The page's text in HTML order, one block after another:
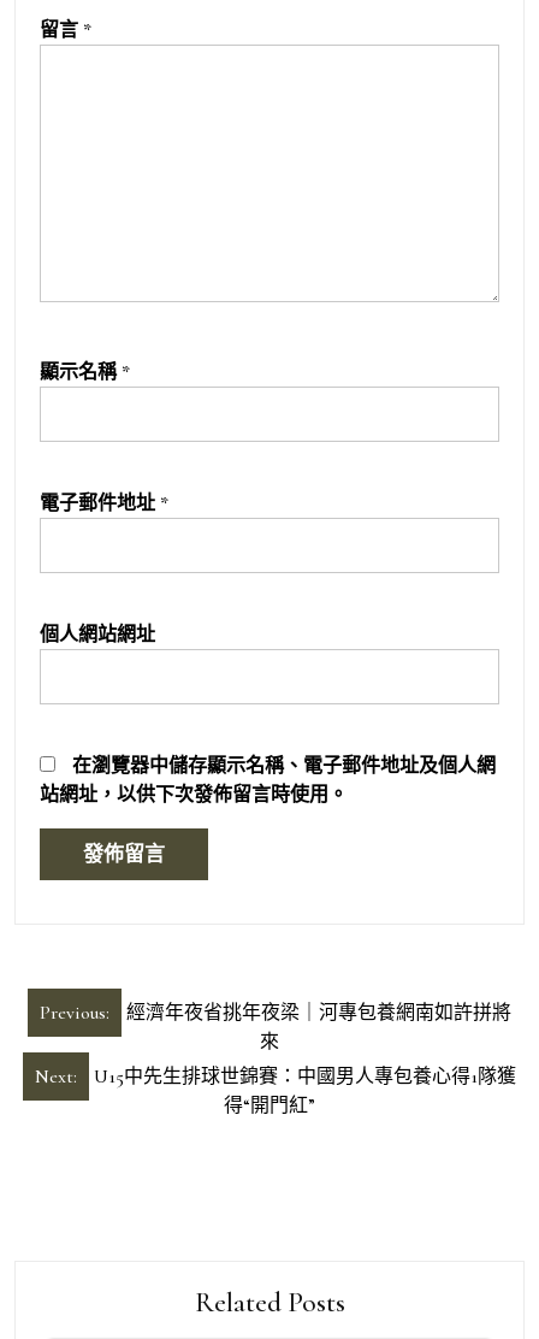
留言 *
顯示名稱 *
電子郵件地址 *
個人網站網址
在瀏覽器中儲存顯示名稱、電子郵件地址及個人網
站網址，以供下次發佈留言時使用。
文
章
導
Previous:
經濟年夜省挑年夜梁｜河專包養網南如許拼將
來
Next:
U15中先生排球世錦賽：中國男人專包養心得1隊獲
得“開門紅”
Related Posts